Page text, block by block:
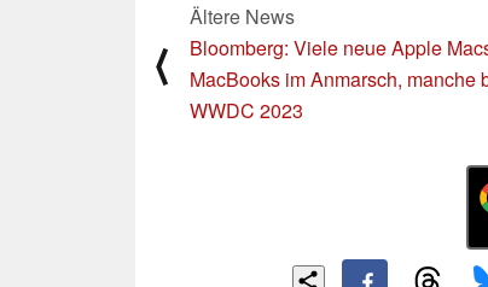
⟨
Ältere News
Bloomberg: Viele neue Apple
MacBooks im Anmarsch, manche
WWDC 2023